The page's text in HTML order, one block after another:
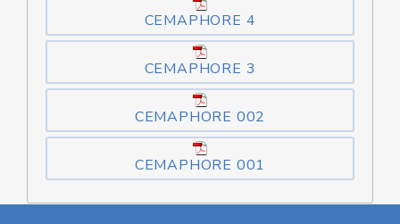
CEMAPHORE 4
CEMAPHORE 3
CEMAPHORE 002
CEMAPHORE 001